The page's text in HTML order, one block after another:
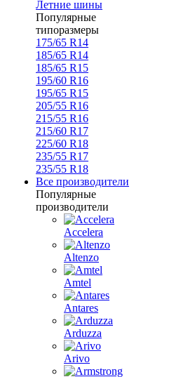
Летние шины
Популярные
типоразмеры
175/65 R14
185/65 R14
185/65 R15
195/60 R16
195/65 R15
205/55 R16
215/55 R16
215/60 R17
225/60 R18
235/55 R17
235/55 R18
Все производители
Популярные
производители
Accelera
Altenzo
Amtel
Antares
Arduzza
Arivo